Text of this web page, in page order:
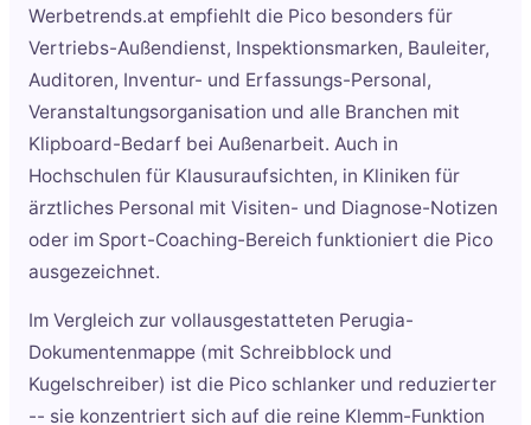
Werbetrends.at empfiehlt die Pico besonders für
Vertriebs-Außendienst, Inspektionsmarken, Bauleiter,
Auditoren, Inventur- und Erfassungs-Personal,
Veranstaltungsorganisation und alle Branchen mit
Klipboard-Bedarf bei Außenarbeit. Auch in
Hochschulen für Klausuraufsichten, in Kliniken für
ärztliches Personal mit Visiten- und Diagnose-Notizen
oder im Sport-Coaching-Bereich funktioniert die Pico
ausgezeichnet.
Im Vergleich zur vollausgestatteten Perugia-
Dokumentenmappe (mit Schreibblock und
Kugelschreiber) ist die Pico schlanker und reduzierter
-- sie konzentriert sich auf die reine Klemm-Funktion